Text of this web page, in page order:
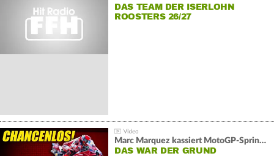
DAS TEAM DER ISERLOHN
ROOSTERS 26/27
Marc Marquez kassiert MotoGP-Sprint-Schlappe:
DAS WAR DER GRUND